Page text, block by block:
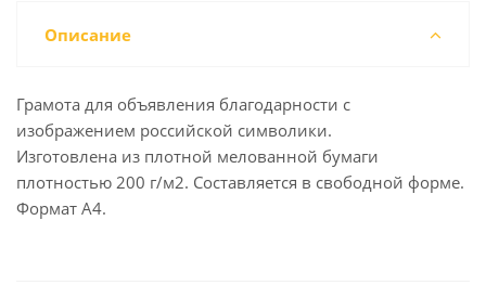
Описание
Грамота для объявления благодарности с
изображением российской символики.
Изготовлена из плотной мелованной бумаги
плотностью 200 г/м2. Составляется в свободной форме.
Формат А4.